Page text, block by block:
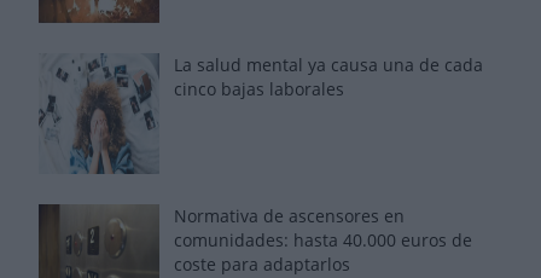
La salud mental ya causa una de cada
cinco bajas laborales
Normativa de ascensores en
comunidades: hasta 40.000 euros de
coste para adaptarlos